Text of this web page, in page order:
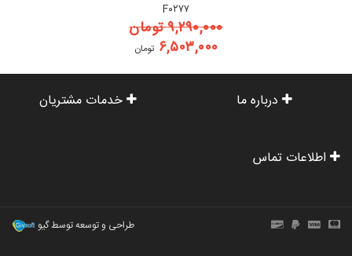
F۰۲۷۷
۹,۲۹۰,۰۰۰تومان
۶,۵۰۳,۰۰۰ تومان
درباره ما خدمات مشتریان
اطلاعات تماس
طراحی و توسعه توسط گیو